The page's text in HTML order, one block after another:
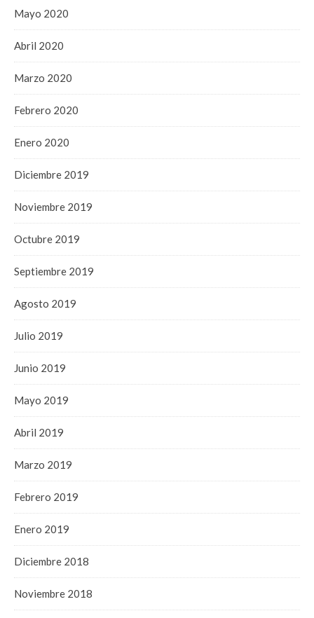
Mayo 2020
Abril 2020
Marzo 2020
Febrero 2020
Enero 2020
Diciembre 2019
Noviembre 2019
Octubre 2019
Septiembre 2019
Agosto 2019
Julio 2019
Junio 2019
Mayo 2019
Abril 2019
Marzo 2019
Febrero 2019
Enero 2019
Diciembre 2018
Noviembre 2018